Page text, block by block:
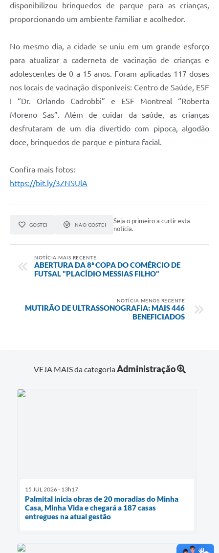
disponibilizou brinquedos de parque para as crianças,
proporcionando um ambiente familiar e acolhedor.
No mesmo dia, a cidade se uniu em um grande esforço
para atualizar a caderneta de vacinação de crianças e
adolescentes de 0 a 15 anos. Foram aplicadas 117 doses
nos locais de vacinação disponíveis: Centro de Saúde, ESF
I “Dr. Orlando Cadrobbi” e ESF Montreal “Roberta
Moreno Sas”. Além de cuidar da saúde, as crianças
desfrutaram de um dia divertido com pipoca, algodão
doce, brinquedos de parque e pintura facial.
Confira mais fotos:
https://bit.ly/3ZNSUlA
GOSTEI NÃO GOSTEI
Seja o primeiro a curtir esta
notícia.
NOTÍCIA MAIS RECENTE
ABERTURA DA 8ª COPA DO COMÉRCIO DE
FUTSAL "PLACÍDIO MESSIAS FILHO"
NOTÍCIA MENOS RECENTE
MUTIRÃO DE ULTRASSONOGRAFIA: MAIS 446
BENEFICIADOS
VEJA MAIS da categoriaAdministração
15 JUL 2026 - 13h17
Palmital inicia obras de 20 moradias do Minha
Casa, Minha Vida e chegará a 187 casas
entregues na atual gestão